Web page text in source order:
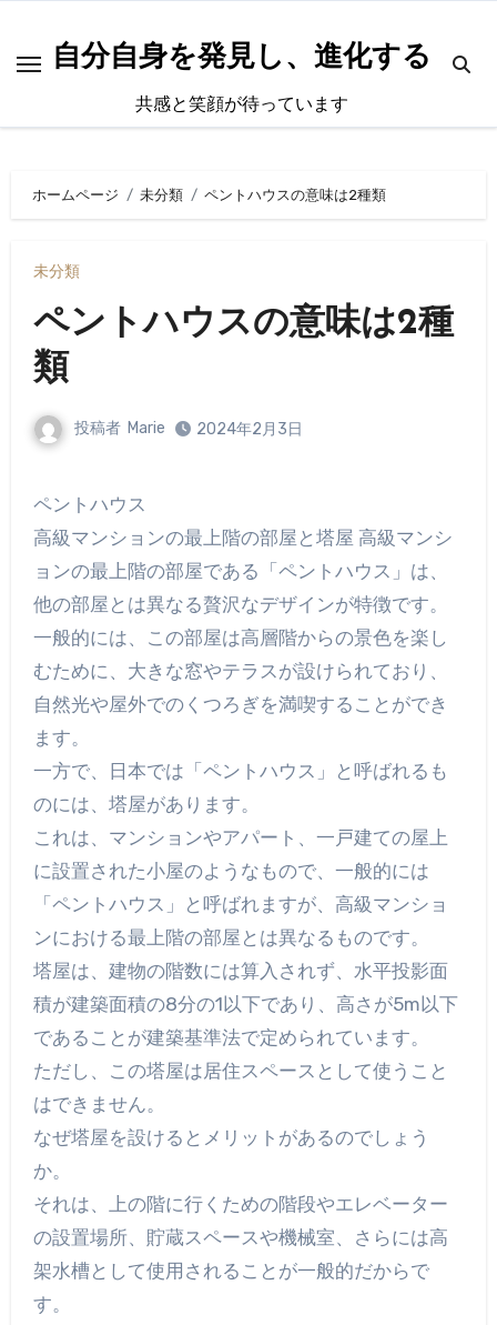
自分自身を発見し、進化する
共感と笑顔が待っています
ホームページ 未分類 ペントハウスの意味は2種類
未分類
ペントハウスの意味は2種
類
投稿者 Marie 2024年2月3日
ペントハウス
高級マンションの最上階の部屋と塔屋 高級マンシ
ョンの最上階の部屋である「ペントハウス」は、
他の部屋とは異なる贅沢なデザインが特徴です。
一般的には、この部屋は高層階からの景色を楽し
むために、大きな窓やテラスが設けられており、
自然光や屋外でのくつろぎを満喫することができ
ます。
一方で、日本では「ペントハウス」と呼ばれるも
のには、塔屋があります。
これは、マンションやアパート、一戸建ての屋上
に設置された小屋のようなもので、一般的には
「ペントハウス」と呼ばれますが、高級マンショ
ンにおける最上階の部屋とは異なるものです。
塔屋は、建物の階数には算入されず、水平投影面
積が建築面積の8分の1以下であり、高さが5m以下
であることが建築基準法で定められています。
ただし、この塔屋は居住スペースとして使うこと
はできません。
なぜ塔屋を設けるとメリットがあるのでしょう
か。
それは、上の階に行くための階段やエレベーター
の設置場所、貯蔵スペースや機械室、さらには高
架水槽として使用されることが一般的だからで
す。